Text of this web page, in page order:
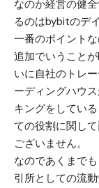
なのか経営の健
るのはbybitのデ
一番のポイント
追加でいうこと
いに自社のトレ
ーディングハウ
キングをしてい
ての役割に関し
ございません。
なのであくまで
引所としての流